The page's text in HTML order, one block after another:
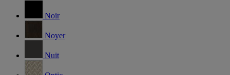
Noir
Noyer
Nuit